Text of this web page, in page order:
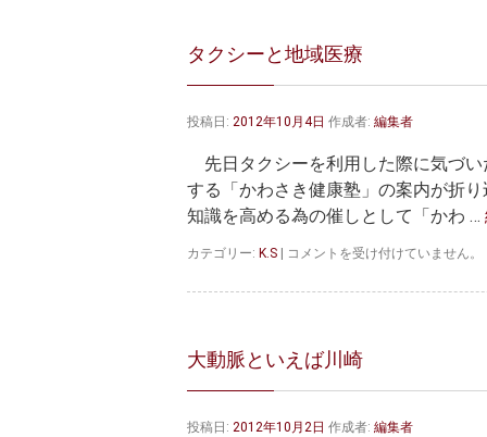
タクシーと地域医療
投稿日: 2012年10月4日 作成者: 編集者
先日タクシーを利用した際に気づ
する「かわさき健康塾」の案内が折
知識を高める為の催しとして「かわ …
カテゴリー: K.S
タ
シ
地
域
医
は
コメントを受け付けていません。
大動脈といえば川崎
投稿日: 2012年10月2日 作成者: 編集者